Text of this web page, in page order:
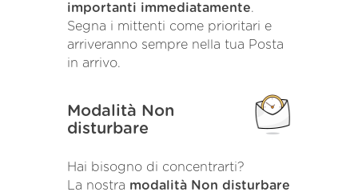
importanti immediatamente.
Segna i mittenti come prioritari e
arriveranno sempre nella tua Posta
in arrivo.
Modalità Non
disturbare
Hai bisogno di concentrarti?
La nostra modalità Non disturbare